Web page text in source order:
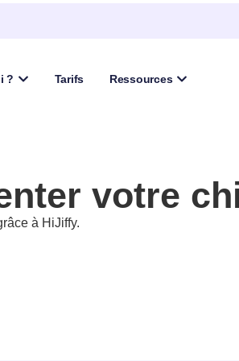
? Tarifs Ressources
votre
à HiJiffy.